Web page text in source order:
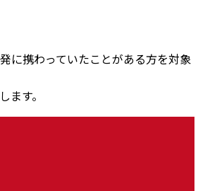
に携わっていたことがある方を対象
ます。